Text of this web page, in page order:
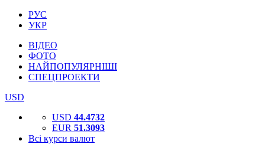
РУС
УКР
ВІДЕО
ФОТО
НАЙПОПУЛЯРНІШІ
СПЕЦПРОЕКТИ
USD
USD 44.4732
EUR 51.3093
Всі курси валют